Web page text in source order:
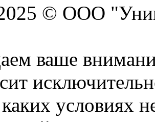
© ООО
ваше
условиях